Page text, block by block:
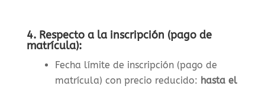
4. Respecto a la inscripción (pago de
matrícula):
Fecha límite de inscripción (pago de
matrícula) con precio reducido: hasta el